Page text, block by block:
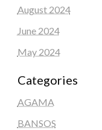
August 2024
June 2024
May 2024
Categories
AGAMA
BANSOS